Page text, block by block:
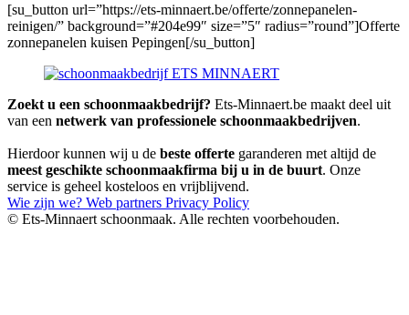
[su_button url=”https://ets-minnaert.be/offerte/zonnepanelen-
reinigen/” background=”#204e99″ size=”5″ radius=”round”]Offerte
zonnepanelen kuisen Pepingen[/su_button]
Zoekt u een schoonmaakbedrijf? Ets-Minnaert.be maakt deel uit
van een netwerk van professionele schoonmaakbedrijven.
Hierdoor kunnen wij u de beste offerte garanderen met altijd de
meest geschikte schoonmaakfirma bij u in de buurt. Onze
service is geheel kosteloos en vrijblijvend.
Wie zijn we? Web partners Privacy Policy
© Ets-Minnaert schoonmaak. Alle rechten voorbehouden.